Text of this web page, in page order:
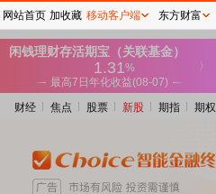
财经 焦点 股票 新股 期指 期权
网站首页 加收藏 移动客户端 东方财富